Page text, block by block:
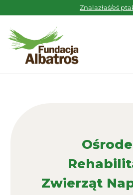
to
content
Znalazłaś/eś
Zwierząt